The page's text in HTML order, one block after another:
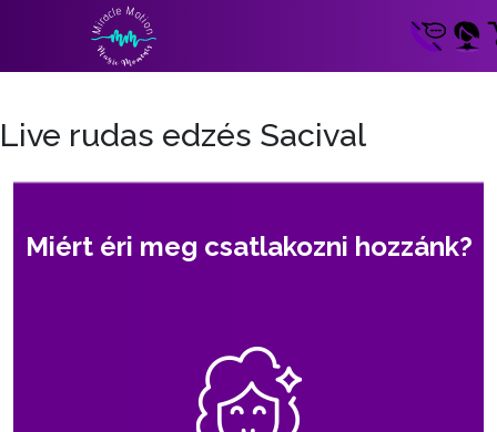
Live rudas edzés Sacival
Miért éri meg csatlakozni hozzánk?